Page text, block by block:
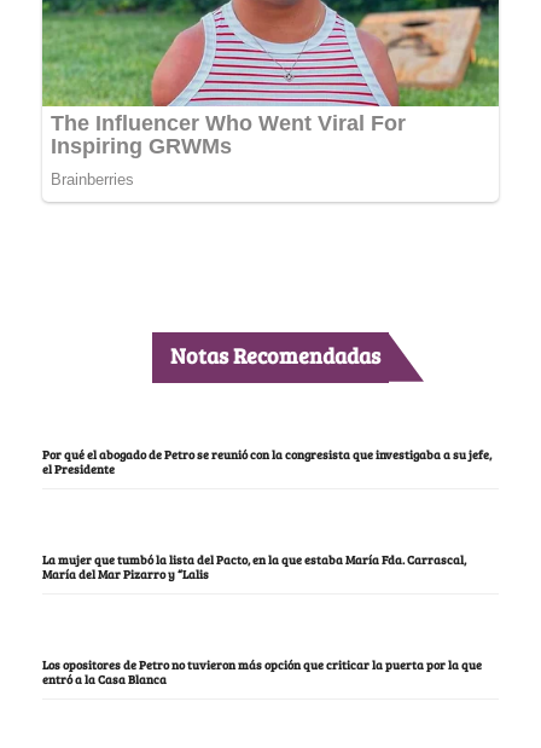
Notas Recomendadas
Por qué el abogado de Petro se reunió con la congresista que investigaba a su jefe,
el Presidente
La mujer que tumbó la lista del Pacto, en la que estaba María Fda. Carrascal,
María del Mar Pizarro y “Lalis
Los opositores de Petro no tuvieron más opción que criticar la puerta por la que
entró a la Casa Blanca